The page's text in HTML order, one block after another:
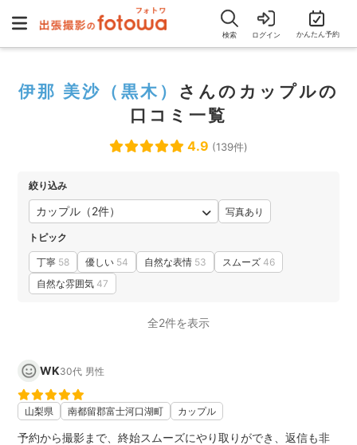
検索 ログイン かんたん予約
伊那 美沙（黒木） さんのカップルの
口コミ一覧
4.9 (139件)
絞り込み
カップル（2件） 写真あり
トピック
丁寧 58 優しい 54 自然な表情 53 スムーズ 46
自然な雰囲気 47
全2件を表示
WK30代 男性
山梨県 南都留郡富士河口湖町 カップル
予約から撮影まで、終始スムーズにやり取りができ、返信も非